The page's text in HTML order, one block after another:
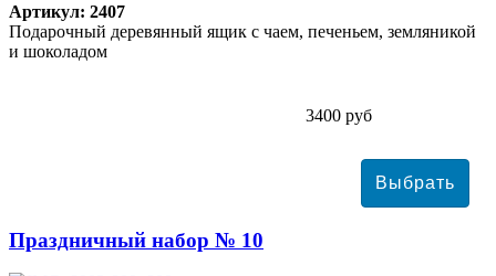
Артикул: 2407
Подарочный деревянный ящик с чаем, печеньем, земляникой
и шоколадом
3400 руб
Праздничный набор № 10